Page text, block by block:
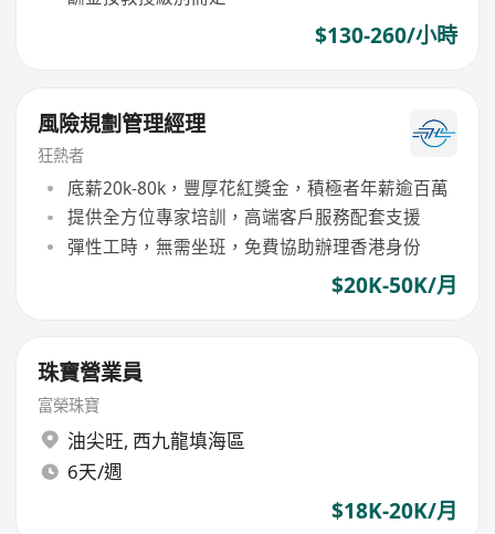
$130-260/小時
風險規劃管理經理
狂熱者
底薪20k-80k，豐厚花紅獎金，積極者年薪逾百萬
提供全方位專家培訓，高端客戶服務配套支援
彈性工時，無需坐班，免費協助辦理香港身份
$20K-50K/月
珠寶營業員
富榮珠寶
油尖旺, 西九龍填海區
6天/週
$18K-20K/月